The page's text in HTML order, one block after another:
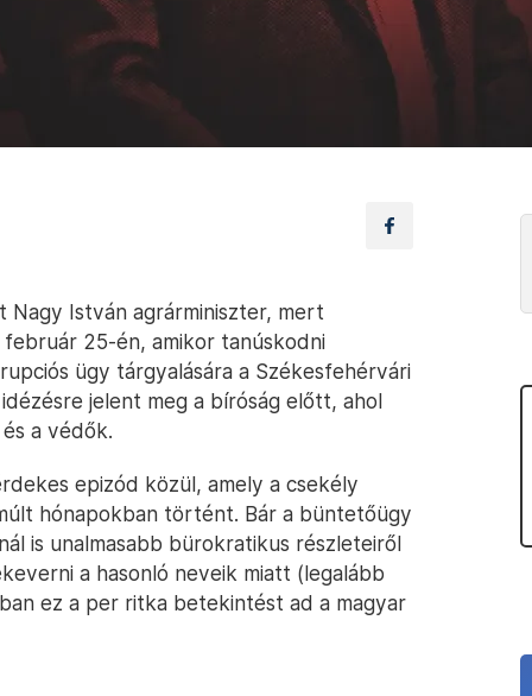
Nagy István agrárminiszter, mert
25-én, amikor tanúskodni
ügy tárgyalására a Székesfehérvári
jelent meg a bíróság előtt, ahol
a védők.
epizód közül, amely a csekély
hónapokban történt. Bár a büntetőügy
is unalmasabb bürokratikus részleteiről
a hasonló neveik miatt (legalább
ez a per ritka betekintést ad a magyar